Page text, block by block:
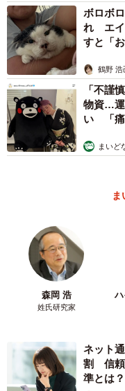
福井 脚本家の足立紳
り」という面白おかし
週・第2週では、この
る人格が形成されたと
きたいと思いました。
レッスンをかなりみっ
ツッコミの世界に没頭
っこうアドリブ合戦で
親父に見えるんですが
人間味があるんですよ
本の足立さんの空気も
とを考えてるのかなっ
あります。
ツヤ役の水川さ
いテンポと間の素養が
本の世界にすんなり
ですね。第1週・第2週
ボロボ
れ エイ
すと「
鶴野 浩
「不謹
物資…運
い 「痛
まいど
森岡 浩
姓氏研究家
ネット
割 信頼
準とは？